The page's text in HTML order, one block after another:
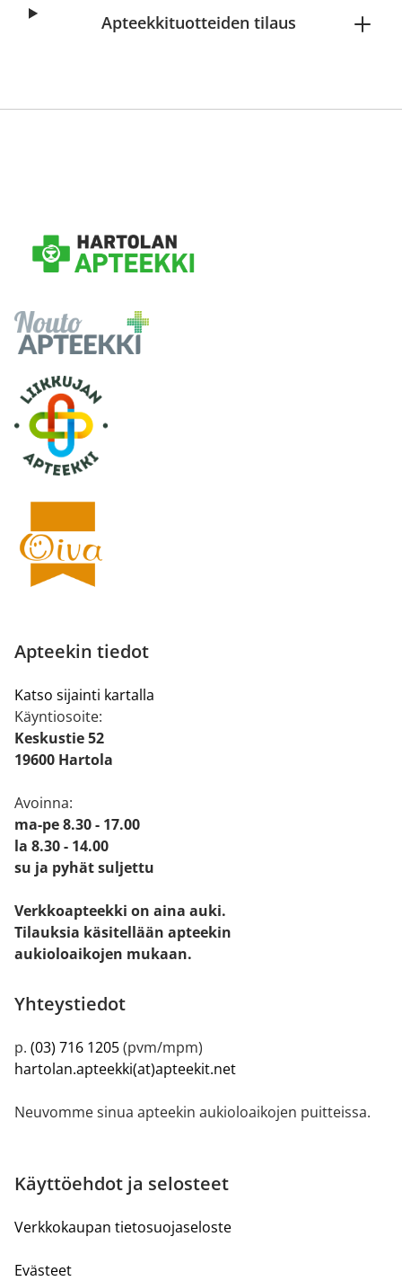
Apteekkituotteiden tilaus
Apteekin tiedot
Katso sijainti kartalla
Käyntiosoite:
Keskustie 52
19600 Hartola
Avoinna:
ma-pe 8.30 - 17.00
la 8.30 - 14.00
su ja pyhät suljettu
Verkkoapteekki on aina auki.
Tilauksia käsitellään apteekin
aukioloaikojen mukaan.
Yhteystiedot
p. (03) 716 1205(pvm/mpm)
hartolan.apteekki(at)apteekit.net
Neuvomme sinua apteekin aukioloaikojen puitteissa.
Käyttöehdot ja selosteet
Verkkokaupan tietosuojaseloste
Evästeet